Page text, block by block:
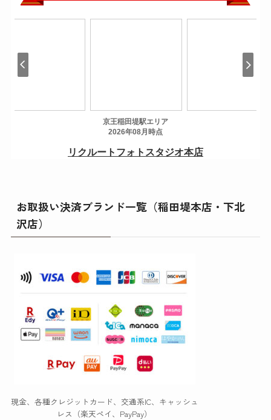
お取扱い決済ブランド一覧（稲田堤本店・下北
沢店）
現金、各種クレジットカード、交通系IC、キャッシュ
レス（楽天ペイ、PayPay）